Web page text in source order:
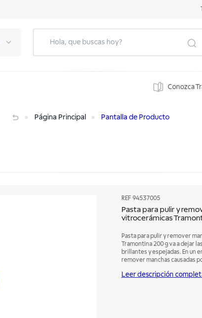
Conozca
Página Principal Pantalla de Producto
REF 94537005
Pasta para pulir y
vitrocerámicas
Pasta para pulir y remover
Tramontina 200 g va a dejar
brillantes y espejadas. En un
remover manchas causadas
Leer descripción